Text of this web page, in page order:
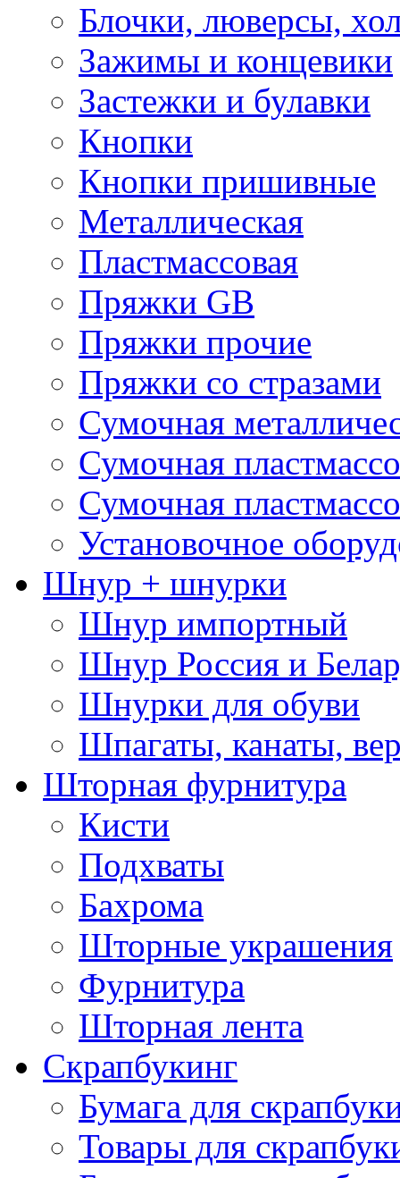
Блочки, люверсы,
Зажимы и концевики
Застежки и булавки
Кнопки
Кнопки пришивные
Металлическая
Пластмассовая
Пряжки GB
Пряжки прочие
Пряжки со стразами
Сумочная
Сумочная
Сумочная
Установочное
Шнур + шнурки
Шнур импортный
Шнур Россия и
Шнурки для обуви
Шпагаты, канаты,
Шторная фурнитура
Кисти
Подхваты
Бахрома
Шторные украшения
Фурнитура
Шторная лента
Скрапбукинг
Бумага для
Товары для